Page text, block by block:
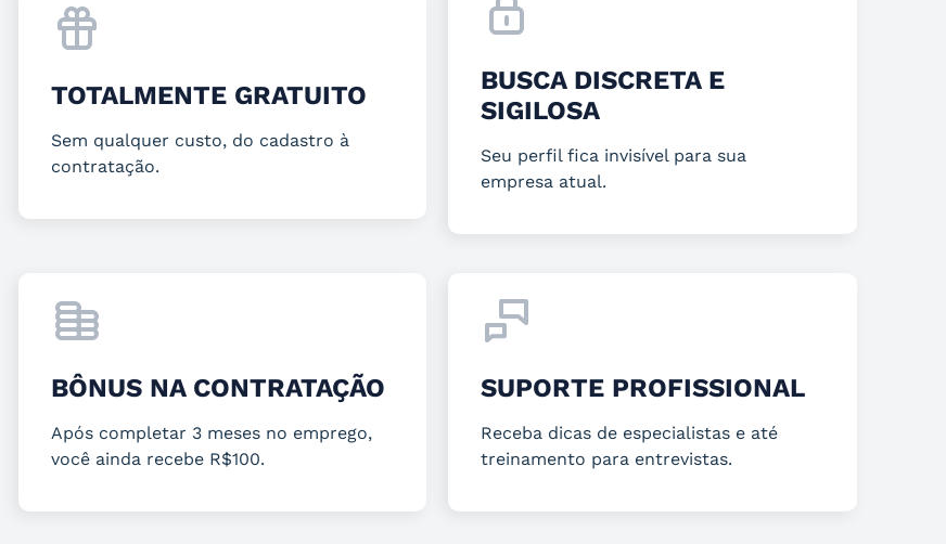
TOTALMENTE GRATUITO
Sem qualquer custo, do cadastro à
contratação.
BUSCA DISCRETA E
SIGILOSA
Seu perfil fica invisível para sua
empresa atual.
BÔNUS NA CONTRATAÇÃO
Após completar 3 meses no emprego,
você ainda recebe R$100.
SUPORTE PROFISSIONAL
Receba dicas de especialistas e até
treinamento para entrevistas.